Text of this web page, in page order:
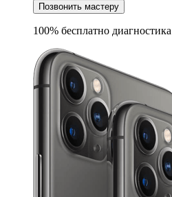
Позвонить мастеру
100% бесплатно диагностика